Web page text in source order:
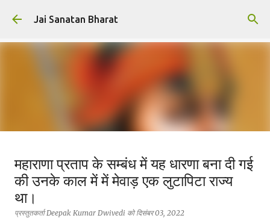
सीधे मुख्य सामग्री पर जाएं
Jai Sanatan Bharat
हिंदू होने का अर्थ : नर से नारायण बनने की
यात्रा
प्रस्तुतकर्ता
0
महाराणा प्रताप के सम्बंध में यह धारणा बना दी गई
की उनके काल में में मेवाड़ एक लुटापिटा राज्य
था।
प्रस्तुतकर्ताDeepak Kumar Dwivedi कोदिसंबर 03, 2022